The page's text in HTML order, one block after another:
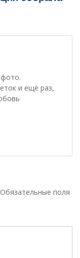
фото.
и ещё раз,
Обязательные поля